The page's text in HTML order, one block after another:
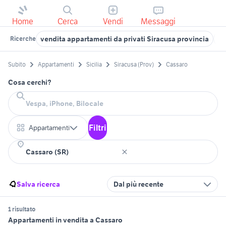
Home Cerca Vendi Messaggi
Ricerche vendita appartamenti da privati Siracusa provincia
Subito Appartamenti Sicilia Siracusa (Prov) Cassaro
Cosa cerchi?
Appartamenti Filtri
Salva ricerca Dal più recente
1 risultato
Appartamenti in vendita a Cassaro